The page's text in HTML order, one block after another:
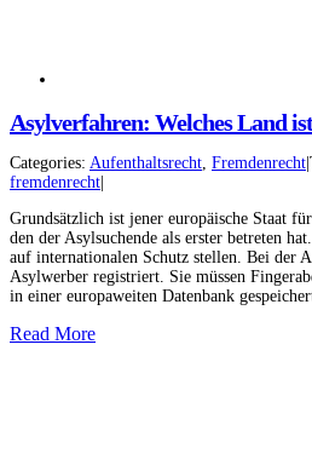
Asylverfahren: Welches Land
Categories: Aufenthaltsrecht, Fremdenrecht
fremdenrecht
Grundsätzlich ist jener europäische Staat
den der Asylsuchende als erster betreten
auf internationalen Schutz stellen. Bei der
Asylwerber registriert. Sie müssen
in einer europaweiten Datenbank
Read More